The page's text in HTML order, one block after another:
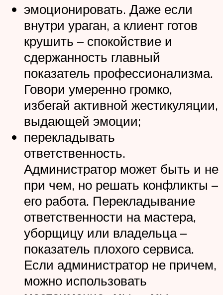
эмоционировать. Даже если
внутри ураган, а клиент готов
крушить – спокойствие и
сдержанность главный
показатель профессионализма.
Говори умеренно громко,
избегай активной жестикуляции,
выдающей эмоции;
перекладывать
ответственность.
Администратор может быть и не
при чем, но решать конфликты –
его работа. Перекладывание
ответственности на мастера,
уборщицу или владельца –
показатель плохого сервиса.
Если администратор не причем,
можно использовать